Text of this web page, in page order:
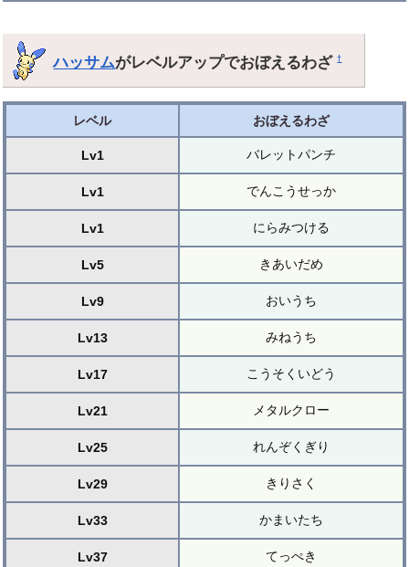
ハッサムがレベルアップでおぼえるわざ†
レベル おぼえるわざ
Lv1 バレットパンチ
Lv1 でんこうせっか
Lv1 にらみつける
Lv5 きあいだめ
Lv9 おいうち
Lv13 みねうち
Lv17 こうそくいどう
Lv21 メタルクロー
Lv25 れんぞくぎり
Lv29 きりさく
Lv33 かまいたち
Lv37 てっぺき